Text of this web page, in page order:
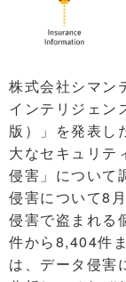
株式会社シマン
インテリジェン
版）」を発表し
大なセキュリテ
侵害」について
侵害について8
侵害で盗まれる
件から8,404件
は、データ侵害